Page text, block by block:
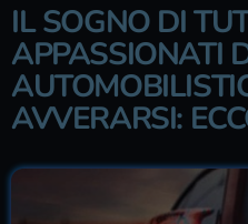
IL SOGNO DI
APPASSIONATI
AVVERARSI: